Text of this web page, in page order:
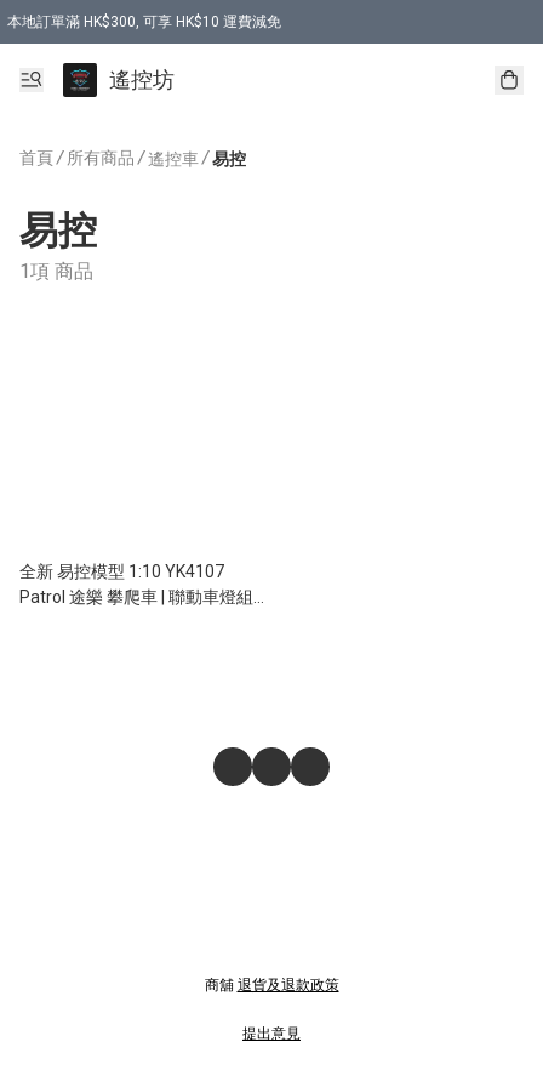
本地訂單滿 HK$300, 可享 HK$10 運費減免
購買 7.6V 6500mah 70C 電池 送 7.6V USB充電器
遙控坊
首頁/ 所有商品 /遙控車/易控
易控
1項 商品
全新 易控模型 1:10 YK4107
Patrol 途樂 攀爬車 | 聯動車燈組 |
商舖 退貨及退款政策
提出意見